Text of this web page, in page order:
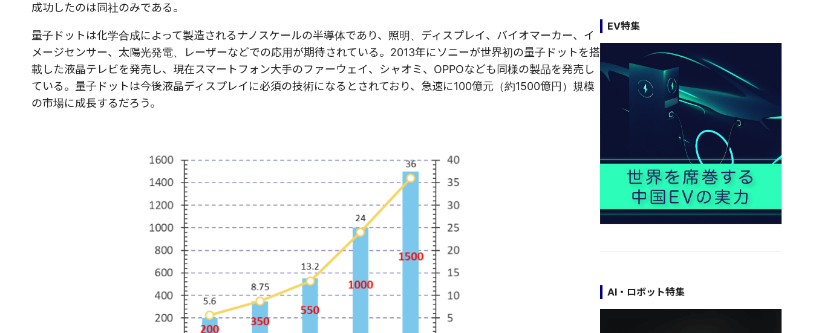
成功したのは同社のみである。
量子ドットは化学合成によって製造されるナノスケールの半導体であり、照明、ディスプレイ、バイオマーカー、イ
メージセンサー、太陽光発電、レーザーなどでの応用が期待されている。2013年にソニーが世界初の量子ドットを搭
載した液晶テレビを発売し、現在スマートフォン大手のファーウェイ、シャオミ、OPPOなども同様の製品を発売し
ている。量子ドットは今後液晶ディスプレイに必須の技術になるとされており、急速に100億元（約1500億円）規模
の市場に成長するだろう。
EV特集
AI・ロボット特集